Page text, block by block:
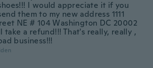
I would appreciate it if you
them to my new address 1111
NE # 104 Washington DC 20002
take a refund!!! That's really, really ,
business!!!